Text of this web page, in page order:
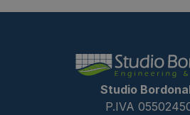
Studio
P.IVA